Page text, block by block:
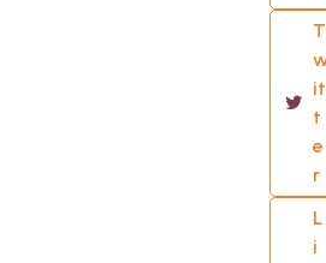
T
it
t
e
r
L
i